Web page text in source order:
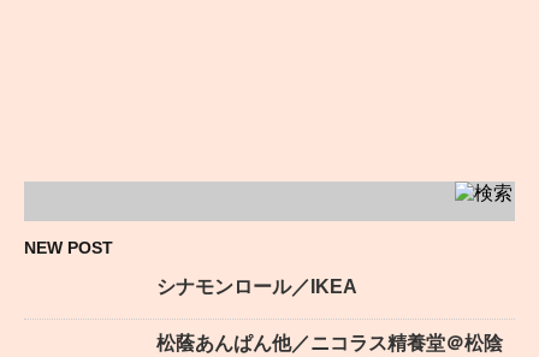
NEW POST
シナモンロール／IKEA
松蔭あんぱん他／ニコラス精養堂＠松陰